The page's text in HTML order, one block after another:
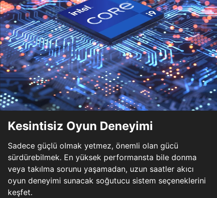
Kesintisiz Oyun Deneyimi
Sadece güçlü olmak yetmez, önemli olan gücü
sürdürebilmek. En yüksek performansta bile donma
veya takılma sorunu yaşamadan, uzun saatler akıcı
oyun deneyimi sunacak soğutucu sistem seçeneklerini
keşfet.